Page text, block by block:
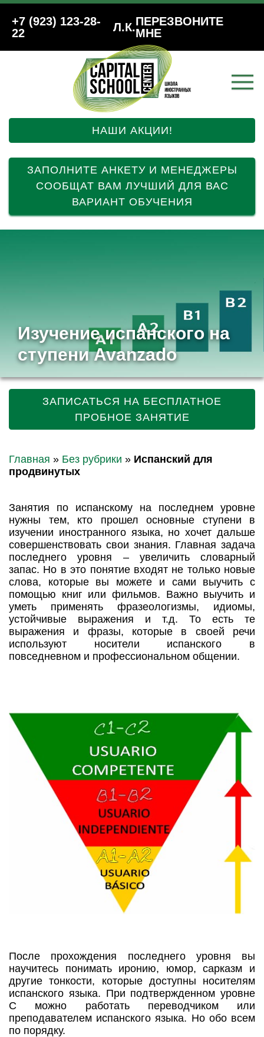
+7 (923) 123-28-
22
Л.К.ПЕРЕЗВОНИТЕ
МНЕ
НАШИ АКЦИИ!
ЗАПОЛНИТЕ АНКЕТУ И МЕНЕДЖЕРЫ
СООБЩАТ ВАМ ЛУЧШИЙ ДЛЯ ВАС
ВАРИАНТ ОБУЧЕНИЯ
Изучение испанского на
ступени Avanzado
ЗАПИСАТЬСЯ НА БЕСПЛАТНОЕ
ПРОБНОЕ ЗАНЯТИЕ
Главная » Без рубрики » Испанский для
продвинутых
Занятия по испанскому на последнем уровне
нужны тем, кто прошел основные ступени в
изучении иностранного языка, но хочет дальше
совершенствовать свои знания. Главная задача
последнего уровня – увеличить словарный
запас. Но в это понятие входят не только новые
слова, которые вы можете и сами выучить с
помощью книг или фильмов. Важно выучить и
уметь применять фразеологизмы, идиомы,
устойчивые выражения и т.д. То есть те
выражения и фразы, которые в своей речи
используют носители испанского в
повседневном и профессиональном общении.
После прохождения последнего уровня вы
научитесь понимать иронию, юмор, сарказм и
другие тонкости, которые доступны носителям
испанского языка. При подтвержденном уровне
С можно работать переводчиком или
преподавателем испанского языка. Но обо всем
по порядку.